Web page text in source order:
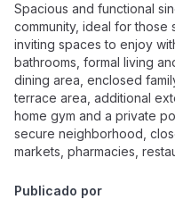
Spacious and functional
community, ideal for
inviting spaces to enjoy
bathrooms, formal living
dining area, enclosed
terrace area, additional
home gym and a private
secure neighborhood,
markets, pharmacies,
Publicado por